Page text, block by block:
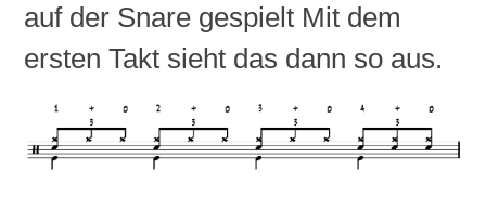
auf der Snare gespielt Mit dem
ersten Takt sieht das dann so aus.